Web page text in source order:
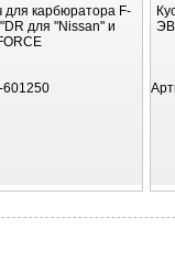
для карбюратора F-
для "Nissan" и
601250